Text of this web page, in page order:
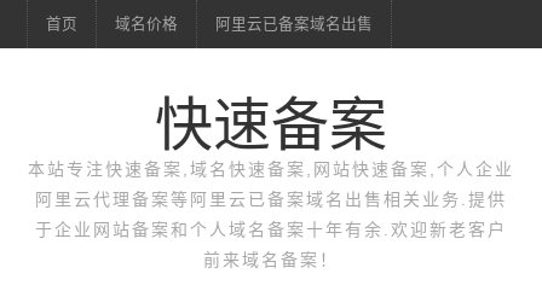
首页 域名价格 阿里云已备案域名出售
快速备案
本站专注快速备案,域名快速备案,网站快速备案,个人企业
阿里云代理备案等阿里云已备案域名出售相关业务.提供
于企业网站备案和个人域名备案十年有余.欢迎新老客户
前来域名备案！